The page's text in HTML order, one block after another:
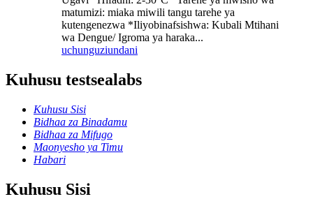
matumizi: miaka miwili tangu tarehe ya
kutengenezwa *Iliyobinafsishwa: Kubali Mtihani
wa Dengue/ Igroma ya haraka...
uchunguziundani
Kuhusu testsealabs
Kuhusu Sisi
Bidhaa za Binadamu
Bidhaa za Mifugo
Maonyesho ya Timu
Habari
Kuhusu Sisi